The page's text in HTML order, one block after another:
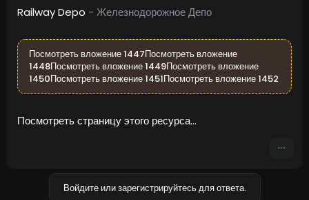
Railway Depo - Железнодорожное Депо
Посмотреть вложение 1447Посмотреть вложение
1448Посмотреть вложение 1449Посмотреть вложение
1450Посмотреть вложение 1451Посмотреть вложение 1452
Посмотреть страницу этого ресурса...
Войдите или зарегистрируйтесь для ответа.